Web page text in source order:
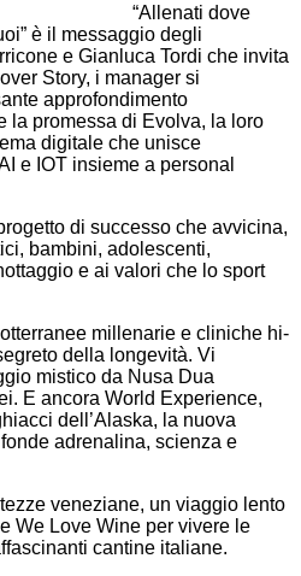
“Allenati dove
è il messaggio degli
e Gianluca Tordi che invita
Story, i manager si
approfondimento
la promessa di Evolva, la loro
digitale che unisce
e IOT insieme a personal
di successo che avvicina,
bambini, adolescenti,
e ai valori che lo sport
millenarie e cliniche hi-
della longevità. Vi
mistico da Nusa Dua
E ancora World Experience,
dell’Alaska, la nuova
adrenalina, scienza e
veneziane, un viaggio lento
We Love Wine per vivere le
cantine italiane.